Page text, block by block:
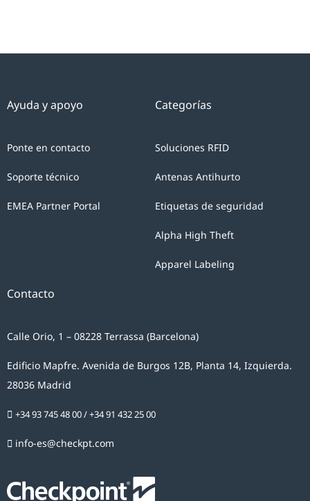
Categorías
Soluciones RFID
Antenas Antihurto
Etiquetas de seguridad
Alpha High Theft
Apparel Labeling
Ayuda y apoyo
Ponte en contacto
Soporte técnico
EMEA Partner Portal
Contacto
Calle Orio, 1 – 08228 Terrassa (Barcelona)
Edificio Mapfre. Avenida de Burgos 12B, Planta 14, Izquierda.
28036 Madrid
+34 93 745 48 00/+34 91 432 25 00
info-es@checkpt.com